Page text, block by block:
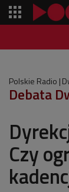
Polskie Radio
Debata
Czy